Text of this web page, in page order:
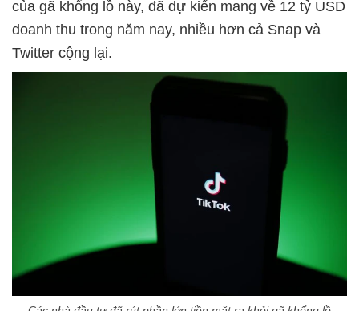
của gã khổng lồ này, đã dự kiến mang về 12 tỷ USD
doanh thu trong năm nay, nhiều hơn cả Snap và
Twitter cộng lại.